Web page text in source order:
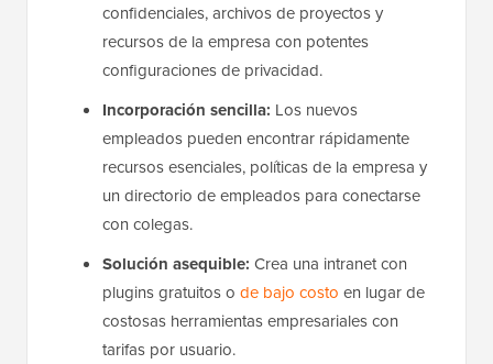
confidenciales, archivos de proyectos y
recursos de la empresa con potentes
configuraciones de privacidad.
Incorporación sencilla: Los nuevos
empleados pueden encontrar rápidamente
recursos esenciales, políticas de la empresa y
un directorio de empleados para conectarse
con colegas.
Solución asequible: Crea una intranet con
plugins gratuitos o de bajo costo en lugar de
costosas herramientas empresariales con
tarifas por usuario.